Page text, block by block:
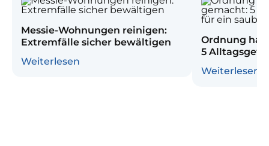
Messie-Wohnungen reinigen:
Extremfälle sicher bewältigen
Weiterlesen
Ordnung
5
Weiterlesen